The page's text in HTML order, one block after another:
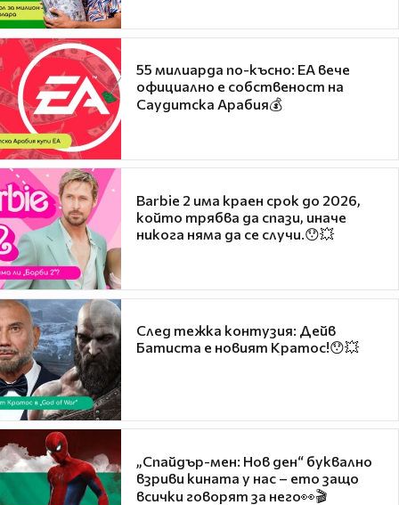
55 милиарда по-късно: EA вече
официално е собственост на
Саудитска Арабия💰
Barbie 2 има краен срок до 2026,
който трябва да спази, иначе
никога няма да се случи.😯💥
След тежка контузия: Дейв
Батиста е новият Кратос!😯💥
„Спайдър-мен: Нов ден“ буквално
взриви кината у нас – ето защо
всички говорят за него👀🎬